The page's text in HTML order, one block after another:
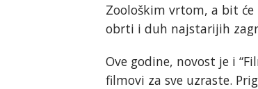
Zoološkim vrtom, a bit
obrti i duh najstarijih
Ove godine, novost je i
filmovi za sve uzraste.